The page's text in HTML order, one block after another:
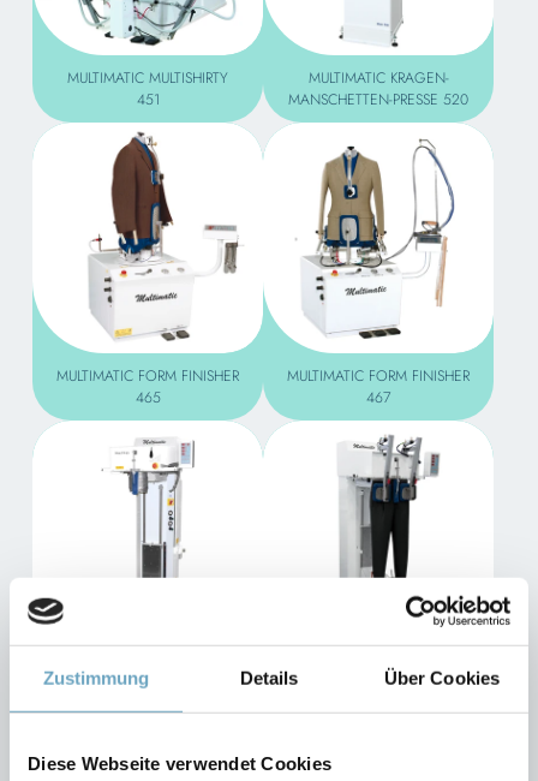
Zustimmung Details Über Cookies
Diese Webseite verwendet Cookies
MULTIMATIC MULTISHIRTY
451
MULTIMATIC KRAGEN-
MANSCHETTEN-PRESSE 520
MULTIMATIC FORM FINISHER
465
MULTIMATIC FORM FINISHER
467
MULTIMATIC HOSENTOPPER
TP 65
MULTIMATIC HOSENTOPPER